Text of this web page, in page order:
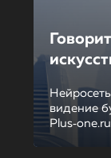
видение
Plus‑one.ru